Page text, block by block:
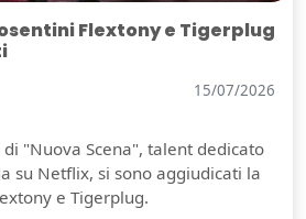
Flextony e Tigerplug
15/07/2026
"Nuova Scena", talent dedicato
su Netflix, si sono aggiudicati la
e Tigerplug.